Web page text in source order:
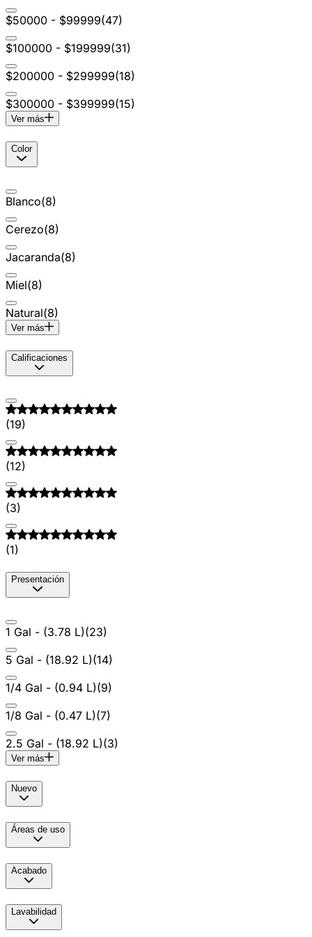
$50000 - $99999(47)
$100000 - $199999(31)
$200000 - $299999(18)
$300000 - $399999(15)
Ver más
Color
Blanco(8)
Cerezo(8)
Jacaranda(8)
Miel(8)
Natural(8)
Ver más
Calificaciones
(19)
(12)
(3)
(1)
Presentación
1 Gal - (3.78 L)(23)
5 Gal - (18.92 L)(14)
1/4 Gal - (0.94 L)(9)
1/8 Gal - (0.47 L)(7)
2.5 Gal - (18.92 L)(3)
Ver más
Nuevo
Áreas de uso
Acabado
Lavabilidad